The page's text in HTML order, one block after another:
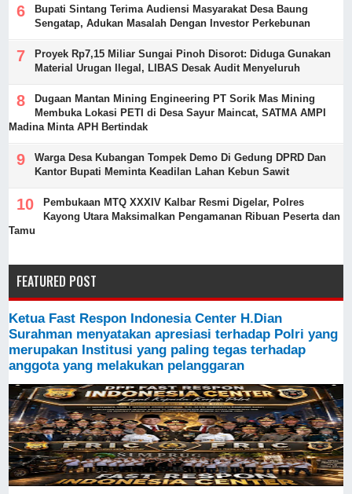
Bupati Sintang Terima Audiensi Masyarakat Desa Baung
Sengatap, Adukan Masalah Dengan Investor Perkebunan
Proyek Rp7,15 Miliar Sungai Pinoh Disorot: Diduga Gunakan
Material Urugan Ilegal, LIBAS Desak Audit Menyeluruh
Dugaan Mantan Mining Engineering PT Sorik Mas Mining
Membuka Lokasi PETI di Desa Sayur Maincat, SATMA AMPI
Madina Minta APH Bertindak
Warga Desa Kubangan Tompek Demo Di Gedung DPRD Dan
Kantor Bupati Meminta Keadilan Lahan Kebun Sawit
Pembukaan MTQ XXXIV Kalbar Resmi Digelar, Polres
Kayong Utara Maksimalkan Pengamanan Ribuan Peserta dan
Tamu
FEATURED POST
Ketua Fast Respon Indonesia Center H.Dian
Surahman menyatakan apresiasi terhadap Polri yang
merupakan Institusi yang paling tegas terhadap
anggota yang melakukan pelanggaran